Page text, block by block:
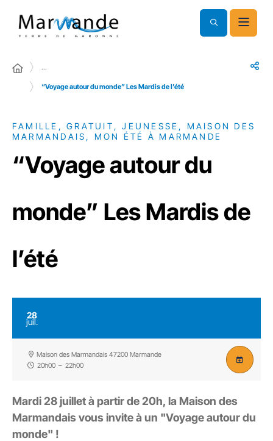
…
“Voyage autour du monde” Les Mardis de l’été
FAMILLE, GRATUIT, JEUNESSE, MAISON DES
MARMANDAIS, MON ÉTÉ À MARMANDE
“Voyage autour du
monde” Les Mardis de
l’été
28
juil.
Maison des Marmandais 47200 Marmande
20h00 – 22h00
Mardi 28 juillet à partir de 20h, la Maison des
Marmandais vous invite à un "Voyage autour du
monde" !